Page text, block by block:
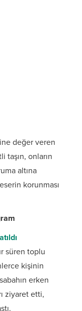
değer veren
taşın, onların
altına
korunması
süren toplu
kişinin
erken
ziyaret etti,